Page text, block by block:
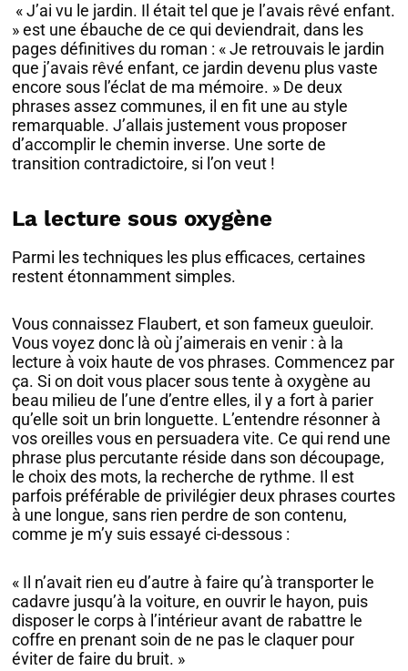
« J’ai vu le jardin. Il était tel que je l’avais rêvé enfant.
» est une ébauche de ce qui deviendrait, dans les
pages définitives du roman : « Je retrouvais le jardin
que j’avais rêvé enfant, ce jardin devenu plus vaste
encore sous l’éclat de ma mémoire. » De deux
phrases assez communes, il en fit une au style
remarquable. J’allais justement vous proposer
d’accomplir le chemin inverse. Une sorte de
transition contradictoire, si l’on veut !
La lecture sous oxygène
Parmi les techniques les plus efficaces, certaines
restent étonnamment simples.
Vous connaissez Flaubert, et son fameux gueuloir.
Vous voyez donc là où j’aimerais en venir : à la
lecture à voix haute de vos phrases. Commencez par
ça. Si on doit vous placer sous tente à oxygène au
beau milieu de l’une d’entre elles, il y a fort à parier
qu’elle soit un brin longuette. L’entendre résonner à
vos oreilles vous en persuadera vite. Ce qui rend une
phrase plus percutante réside dans son découpage,
le choix des mots, la recherche de rythme. Il est
parfois préférable de privilégier deux phrases courtes
à une longue, sans rien perdre de son contenu,
comme je m’y suis essayé ci-dessous :
« Il n’avait rien eu d’autre à faire qu’à transporter le
cadavre jusqu’à la voiture, en ouvrir le hayon, puis
disposer le corps à l’intérieur avant de rabattre le
coffre en prenant soin de ne pas le claquer pour
éviter de faire du bruit. »